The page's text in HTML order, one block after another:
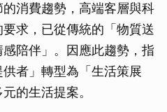
消費趨勢，高端客層與科
求，已從傳統的「物質送
陪伴」。因應此趨勢，指
者」轉型為「生活策展
的生活提案。